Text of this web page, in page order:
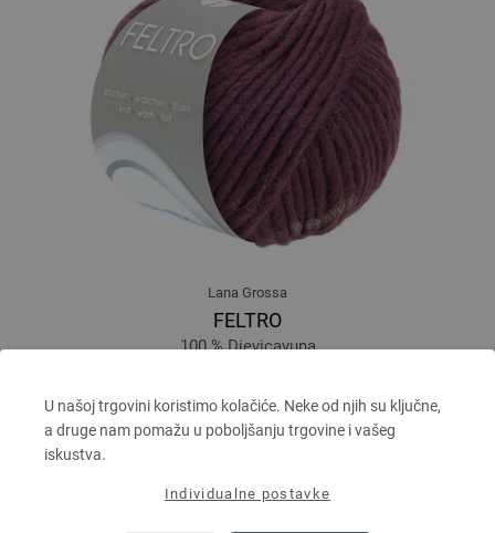
U našoj trgovini koristimo kolačiće. Neke od njih su ključne,
a druge nam pomažu u poboljšanju trgovine i vašeg
iskustva.
Individualne postavke
Lana Grossa
FELTRO
100 % Djevicavuna
Većina igle: 8
3,43 $
bez PDV-a, dodatno troškovi za dostavu, Osnovna cijena:
prev next